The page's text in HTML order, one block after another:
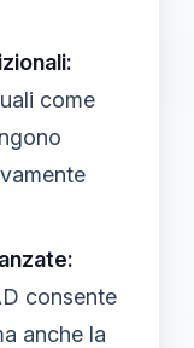
come
consente
anche la